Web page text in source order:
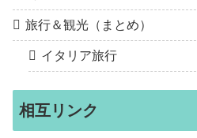
旅行＆観光（まとめ）
イタリア旅行
相互リンク